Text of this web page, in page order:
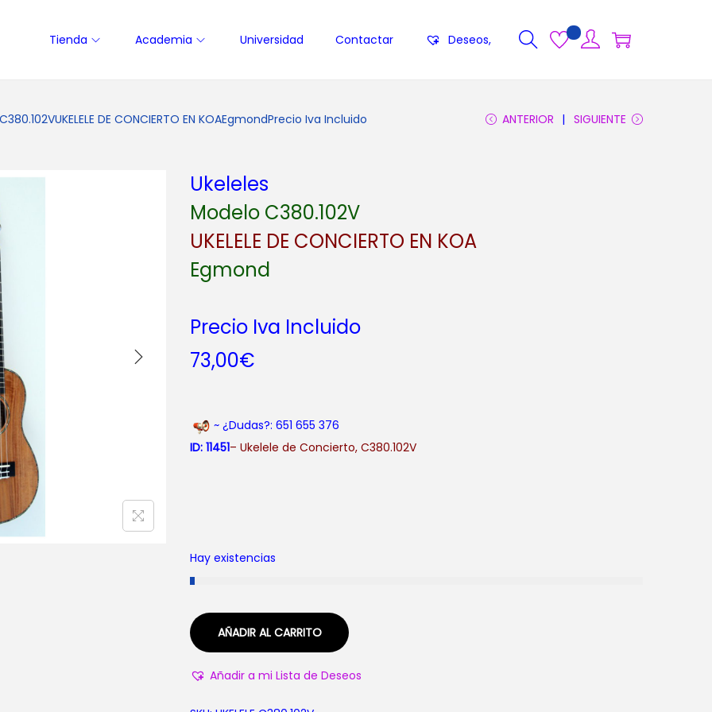
Tienda Academia Universidad Contactar Deseos,
DE CONCIERTO EN KOAEgmondPrecio Iva Incluido ANTERIOR SIGUIENTE
Ukeleles
Modelo C380.102V
UKELELE DE CONCIERTO EN KOA
Egmond
Precio Iva Incluido
73,00€
~ ¿Dudas?: 651 655 376
ID: 11451– Ukelele de Concierto, C380.102V
Hay existencias
AÑADIR AL CARRITO
Añadir a mi Lista de Deseos